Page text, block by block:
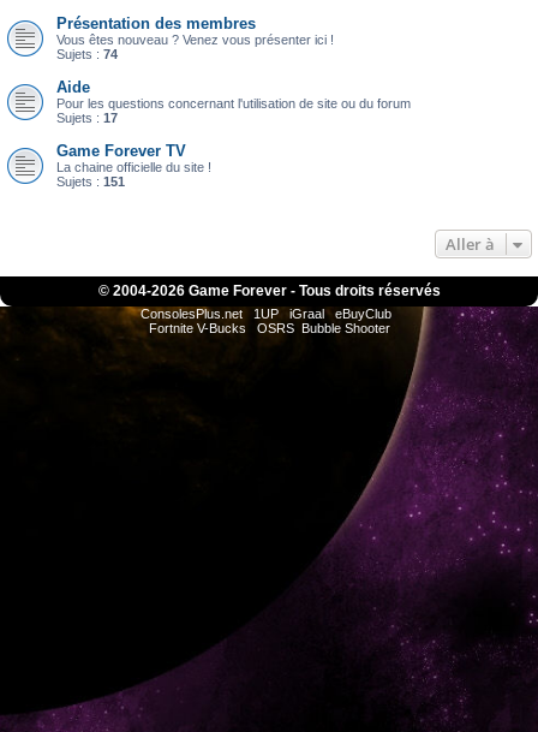
Présentation des membres
Vous êtes nouveau ? Venez vous présenter ici !
Sujets : 74
Aide
Pour les questions concernant l'utilisation de site ou du forum
Sujets : 17
Game Forever TV
La chaine officielle du site !
Sujets : 151
Aller à
© 2004-2026 Game Forever - Tous droits réservés
ConsolesPlus.net 1UP iGraal
eBuyClub
Fortnite V-Bucks
OSRS Bubble Shooter